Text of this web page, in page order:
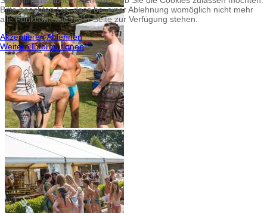
Bitte beachten Sie, dass bei einer Ablehnung womöglich nicht mehr
alle Funktionalitäten der Seite zur Verfügung stehen.
AkzeptierenAblehnen
Weitere Informationen